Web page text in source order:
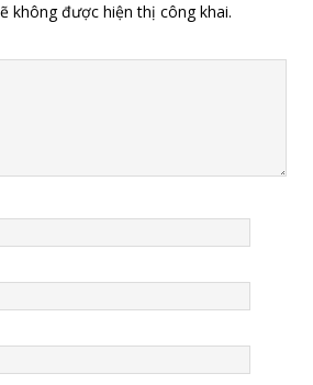
không được hiện thị công khai.